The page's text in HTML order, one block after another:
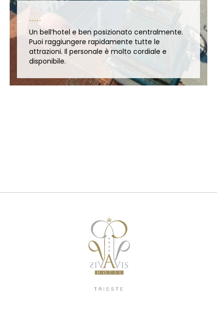
Un bell’hotel e ben posizionato centralmente.
Puoi raggiungere rapidamente tutte le
attrazioni. Il personale è molto cordiale e
disponibile.